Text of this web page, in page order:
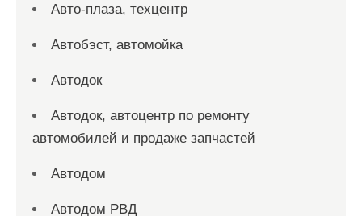
Авто-плаза, техцентр
Автобэст, автомойка
Автодок
Автодок, автоцентр по ремонту
автомобилей и продаже запчастей
Автодом
Автодом РВД